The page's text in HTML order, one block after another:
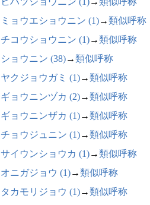
ミョウエショウニン (1)→類似呼称
チコウショウニン (1)→類似呼称
ショウニン (38)→類似呼称
ヤクジョウガミ (1)→類似呼称
ギョウニンヅカ (2)→類似呼称
ギョウニンザカ (1)→類似呼称
チョウジュニン (1)→類似呼称
サイウンショウカ (1)→類似呼称
オニガジョウ (1)→類似呼称
タカモリジョウ (1)→類似呼称